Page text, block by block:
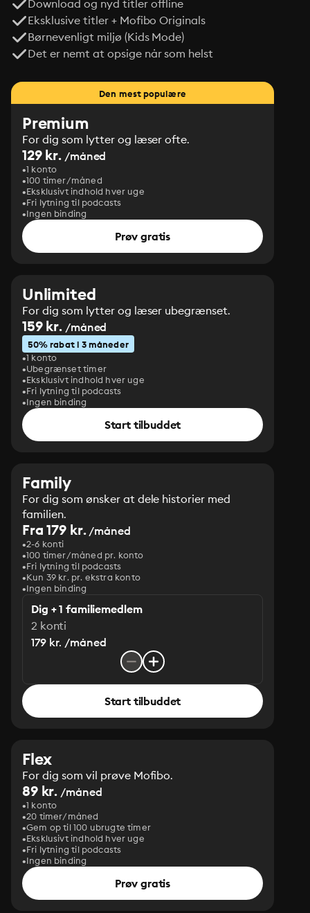
Download og nyd titler offline
Eksklusive titler + Mofibo Originals
Børnevenligt miljø (Kids Mode)
Det er nemt at opsige når som helst
Den mest populære
Premium
For dig som lytter og læser ofte.
129 kr. /måned
1 konto
100 timer/måned
Eksklusivt indhold hver uge
Fri lytning til podcasts
Ingen binding
Prøv gratis
Unlimited
For dig som lytter og læser ubegrænset.
159 kr. /måned
50% rabat i 3 måneder
1 konto
Ubegrænset timer
Eksklusivt indhold hver uge
Fri lytning til podcasts
Ingen binding
Start tilbuddet
Family
For dig som ønsker at dele historier med
familien.
Fra 179 kr./måned
2-6 konti
100 timer/måned pr. konto
Fri lytning til podcasts
Kun 39 kr. pr. ekstra konto
Ingen binding
Dig + 1 familiemedlem
2 konti
179 kr. /måned
Start tilbuddet
Flex
For dig som vil prøve Mofibo.
89 kr. /måned
1 konto
20 timer/måned
Gem op til 100 ubrugte timer
Eksklusivt indhold hver uge
Fri lytning til podcasts
Ingen binding
Prøv gratis